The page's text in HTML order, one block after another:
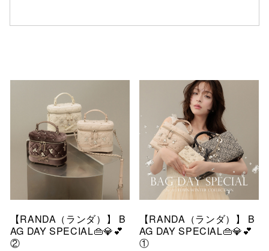
【RANDA（ランダ）】 B
AG DAY SPECIAL👜💎💕
②
【RANDA（ランダ）】 B
AG DAY SPECIAL👜💎💕
①